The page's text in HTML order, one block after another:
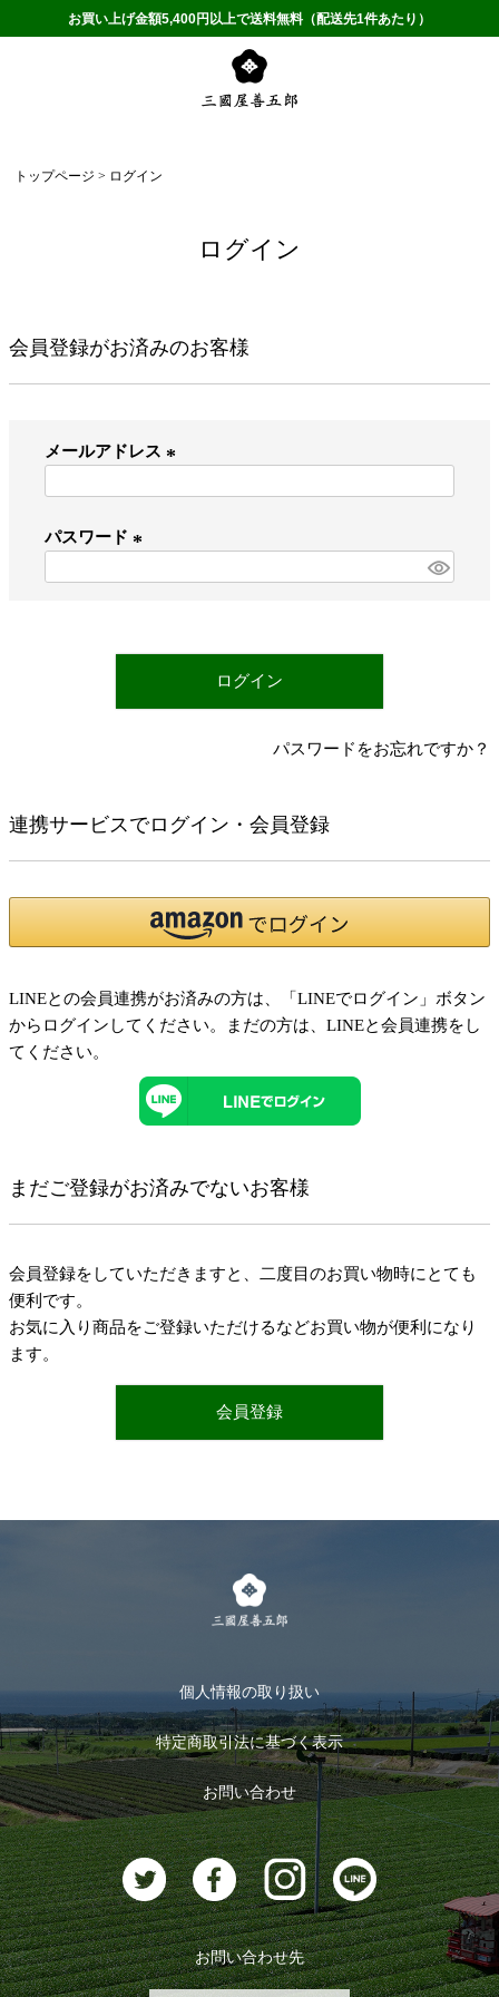
お買い上げ金額5,400円以上で送料無料（配送先1件あたり）
トップページ ログイン
ログイン
会員登録がお済みのお客様
メールアドレス
パスワード
)
ログイン
パスワードをお忘れですか？
連携サービスでログイン・会員登録
LINEとの会員連携がお済みの方は、「LINEでログイン」ボタン
からログインしてください。まだの方は、 LINEと会員連携をし
てください。
まだご登録がお済みでないお客様
会員登録をしていただきますと、二度目のお買い物時にとても
便利です。
お気に入り商品をご登録いただけるなどお買い物が便利になり
ます。
会員登録
個人情報の取り扱い
特定商取引法に基づく表示
お問い合わせ
お問い合わせ先